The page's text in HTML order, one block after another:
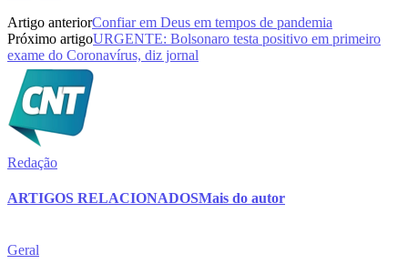
Artigo anteriorConfiar em Deus em tempos de pandemia
Próximo artigoURGENTE: Bolsonaro testa positivo em primeiro
exame do Coronavírus, diz jornal
Redação
ARTIGOS RELACIONADOSMais do autor
Geral